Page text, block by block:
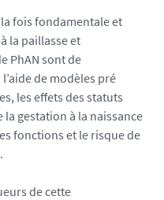
fois fondamentale et
la paillasse et
PhAN sont de
de modèles pré
les effets des statuts
gestation à la naissance
fonctions et le risque de
de cette